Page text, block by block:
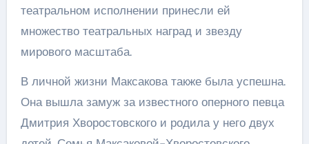
театральном исполнении принесли ей
множество театральных наград и звезду
мирового масштаба.
В личной жизни Максакова также была успешна.
Она вышла замуж за известного оперного певца
Дмитрия Хворостовского и родила у него двух